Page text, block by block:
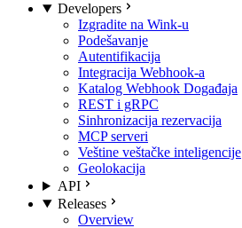
Developers
Izgradite na Wink-u
Podešavanje
Autentifikacija
Integracija Webhook-a
Katalog Webhook Događaja
REST i gRPC
Sinhronizacija rezervacija
MCP serveri
Veštine veštačke inteligencije
Geolokacija
API
Releases
Overview